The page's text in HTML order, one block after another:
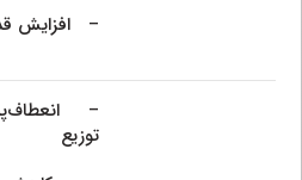
– افزایش
–
توزیع